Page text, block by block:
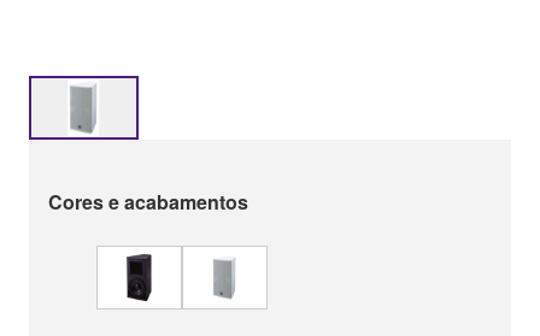
Cores e acabamentos